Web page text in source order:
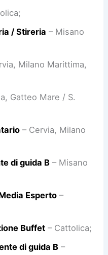
/ Stireria – Misano
Milano Marittima,
Gatteo Mare / S.
– Cervia, Milano
di guida B– Misano
Esperto–
Buffet– Cattolica;
di guida B–